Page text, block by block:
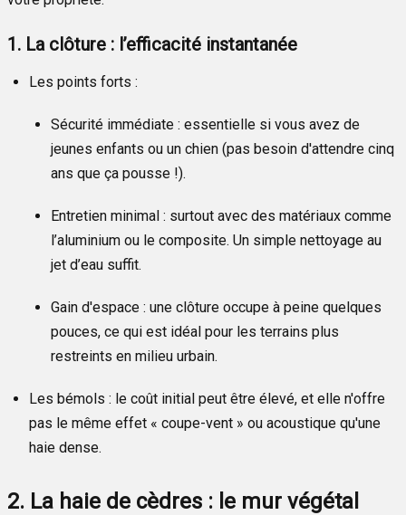
1. La clôture : l’efficacité instantanée
Les points forts :
Sécurité immédiate : essentielle si vous avez de
jeunes enfants ou un chien (pas besoin d'attendre cinq
ans que ça pousse !).
Entretien minimal : surtout avec des matériaux comme
l’aluminium ou le composite. Un simple nettoyage au
jet d’eau suffit.
Gain d'espace : une clôture occupe à peine quelques
pouces, ce qui est idéal pour les terrains plus
restreints en milieu urbain.
Les bémols : le coût initial peut être élevé, et elle n'offre
pas le même effet « coupe-vent » ou acoustique qu'une
haie dense.
2. La haie de cèdres : le mur végétal